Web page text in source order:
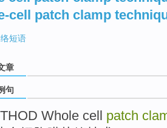
cell patch clamp
短语
章
句
Whole cell patch